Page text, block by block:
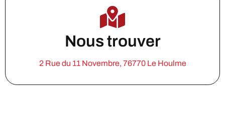
Nous trouver
2 Rue du 11 Novembre, 76770 Le Houlme